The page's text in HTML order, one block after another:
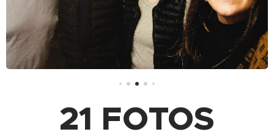
21 FOTOS